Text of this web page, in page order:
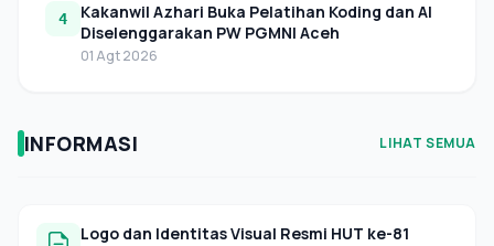
4
Kakanwil Azhari Buka Pelatihan Koding dan AI
Diselenggarakan PW PGMNI Aceh
01 Agt 2026
INFORMASI LIHAT SEMUA
Logo dan Identitas Visual Resmi HUT ke-81